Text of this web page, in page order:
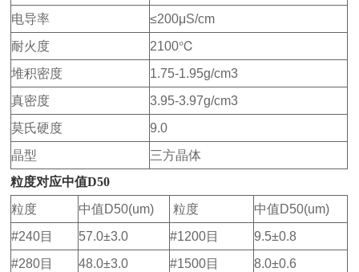
电导率
≤200μS/cm
耐火度
2100℃
堆积密度
1.75-1.95g/cm3
真密度
3.95-3.97g/cm3
莫氏硬度
9.0
晶型
三方晶体
粒度对应中值D50
粒度
中值D50(um) 粒度
中值D50(um)
#240目
57.0±3.0 #1200目
9.5±0.8
#280目
48.0±3.0 #1500目
8.0±0.6